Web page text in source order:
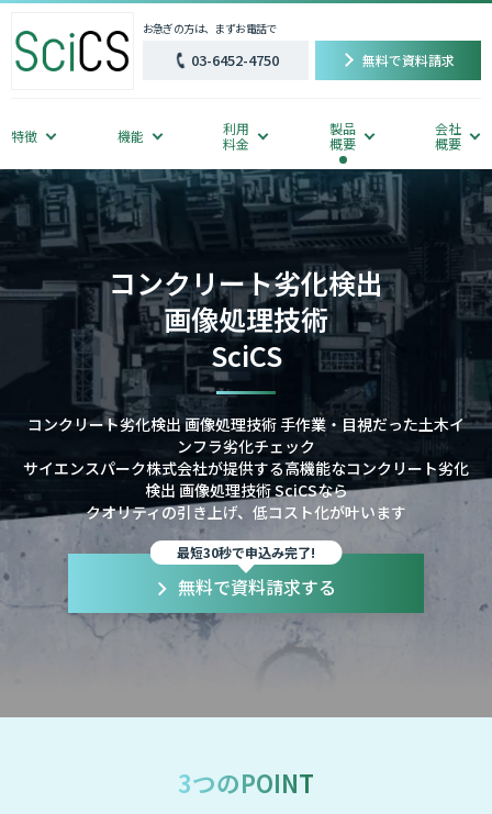
特徴 機能
利用
料金
製品
概要
会社
概要
お急ぎの方は、まずお電話で
03-6452-4750 無料で資料請求
コンクリート劣化検出
画像処理技術
SciCS
コンクリート劣化検出 画像処理技術 手作業・目視だった土木イ
ンフラ劣化チェック
サイエンスパーク株式会社が提供する高機能なコンクリート劣化
検出 画像処理技術 SciCSなら
クオリティの引き上げ、低コスト化が叶います
最短30秒で申込み完了!
無料で資料請求する
3つのPOINT